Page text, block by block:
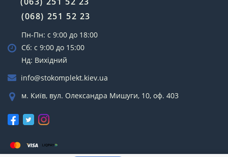
(068) 251 52 23
Пн-Пн: с 9:00 до 18:00
Сб: с 9:00 до 15:00
Нд: Вихідний
info@stokomplekt.kiev.ua
м. Київ, вул. Олександра Мишуги, 10, оф. 403